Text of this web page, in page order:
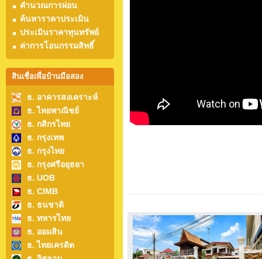
คำนวณการผ่อน
ค้นหาราคาประเมิน
ประเมินราคาทุนทรัพย์
ค่าการโอนกรรมสิทธิ์
สินเชื่อเพื่อบ้านมือสอง
ธ. อาคารสงเคราะห์
ธ. ไทยพาณิชย์
ธ. กสิกรไทย
ธ. กรุงเทพ
ธ. กรุงไทย
ธ. กรุงศรีอยุธยา
ธ. UOB
ธ. CIMB
ธ. ธนชาติ
ธ. ทหารไทย
ธ. ออมสิน
ธ. ไทยเครดิต